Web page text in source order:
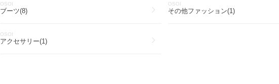
OSOI
ブーツ(8)
OSOI
その他ファッション(1)
OSOI
アクセサリー(1)